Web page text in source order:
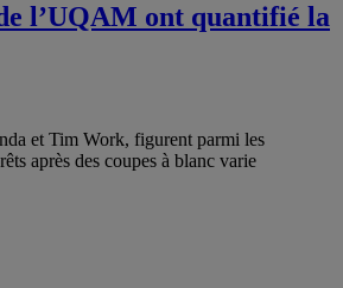
l’UQAM ont quantifié la
et Tim Work, figurent parmi les
après des coupes à blanc varie